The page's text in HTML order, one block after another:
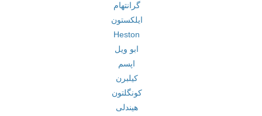
گرانتهام
ایلکستون
Heston
ابو ویل
اپسم
کیلبرن
کونگلتون
هیندلی